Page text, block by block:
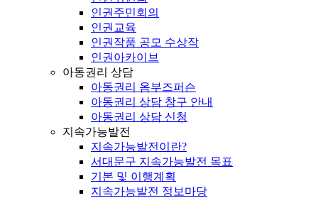
인권주민회의
인권교육
인권작품 공모 수상작
인권아카이브
아동권리 상담
아동권리 옴부즈퍼슨
아동권리 상담 창구 안내
아동권리 상담 신청
지속가능발전
지속가능발전이란?
서대문구 지속가능발전 목표
기본 및 이행계획
지속가능발전 정보마당